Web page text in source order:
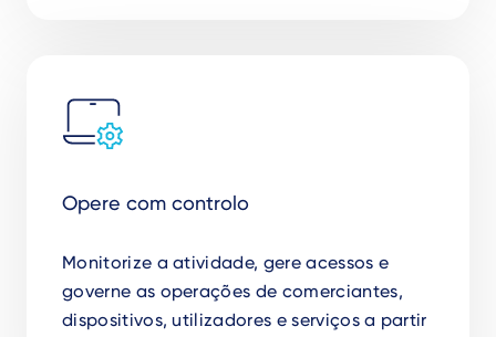
Opere com controlo
Monitorize a atividade, gere acessos e
governe as operações de comerciantes,
dispositivos, utilizadores e serviços a partir